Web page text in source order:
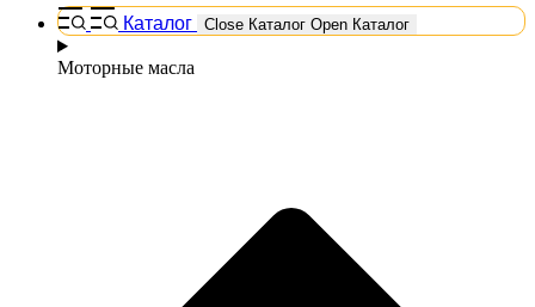
Каталог Close Каталог Open Каталог
Моторные масла